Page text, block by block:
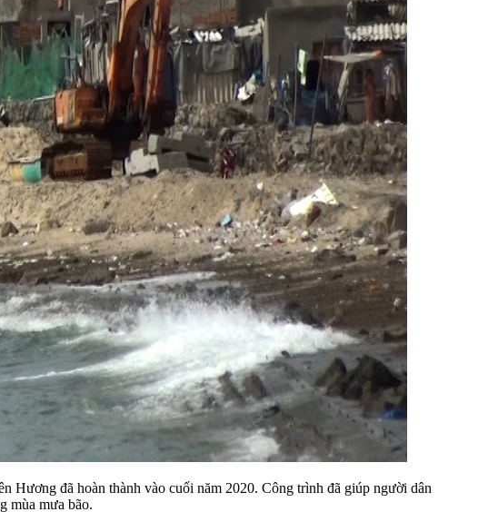
Hương đã hoàn thành vào cuối năm 2020. Công trình đã giúp người dân
mùa mưa bão.